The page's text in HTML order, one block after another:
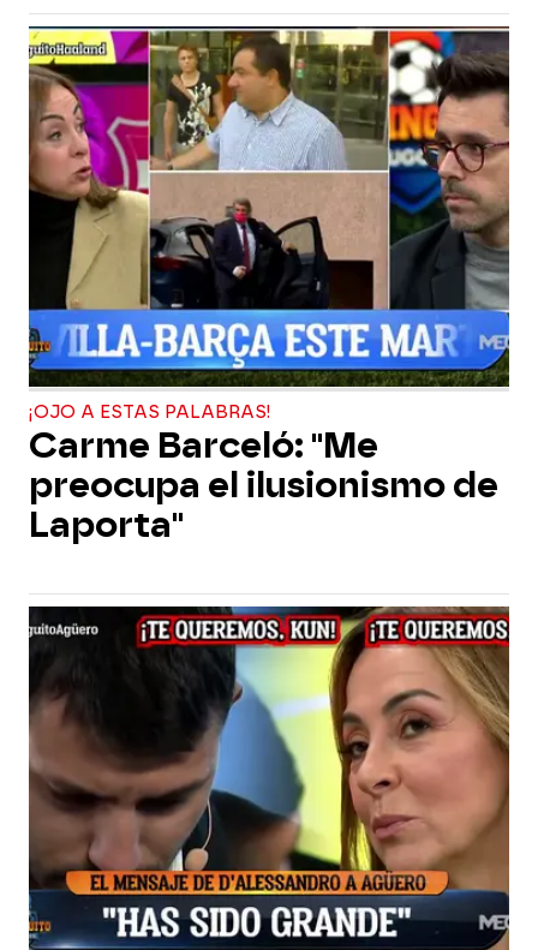
¡OJO A ESTAS PALABRAS!
Carme Barceló: "Me
preocupa el ilusionismo de
Laporta"